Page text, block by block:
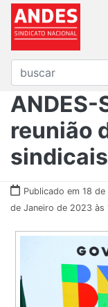
ANDES-
reunião
Publicado em 18
de Janeiro de 2023 às